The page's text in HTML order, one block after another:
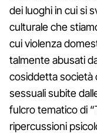
dei luoghi in cui si
culturale che
cui violenza
talmente abusati
cosiddetta società
sessuali subite
fulcro tematico di
ripercussioni